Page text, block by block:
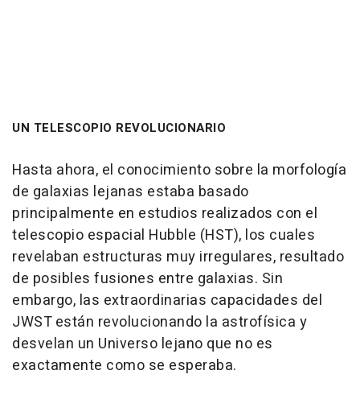
UN TELESCOPIO REVOLUCIONARIO
Hasta ahora, el conocimiento sobre la morfología
de galaxias lejanas estaba basado
principalmente en estudios realizados con el
telescopio espacial Hubble (HST), los cuales
revelaban estructuras muy irregulares, resultado
de posibles fusiones entre galaxias. Sin
embargo, las extraordinarias capacidades del
JWST están revolucionando la astrofísica y
desvelan un Universo lejano que no es
exactamente como se esperaba.